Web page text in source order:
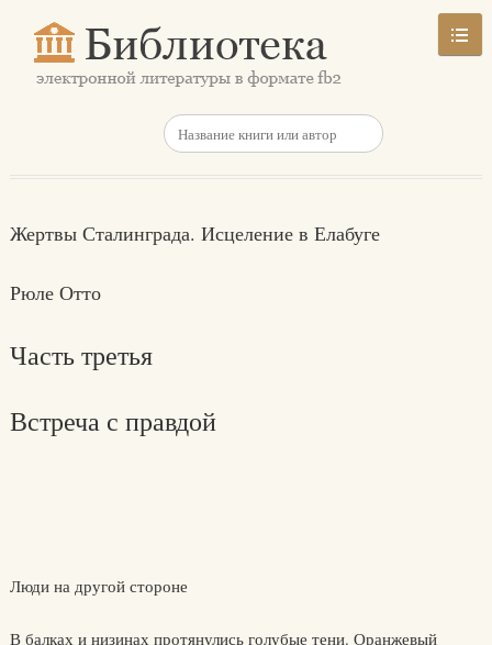
Жертвы Сталинграда. Исцеление в Елабуге
Рюле Отто
Часть третья
Встреча с правдой
Люди на другой стороне
В балках и низинах протянулись голубые тени. Оранжевый